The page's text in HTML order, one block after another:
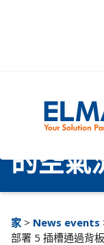
Elma
架部
的空氣
家 > News events
部署 5 插槽通過背